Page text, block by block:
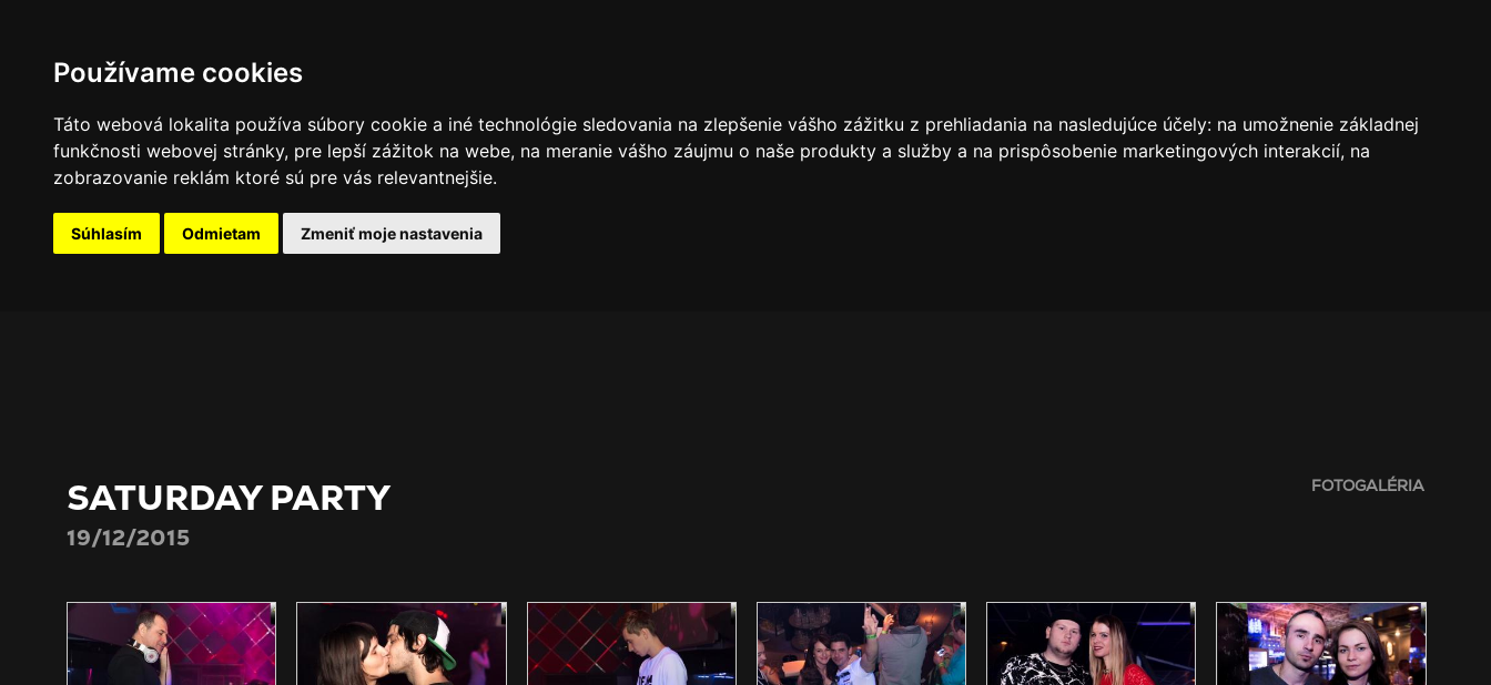
Používame cookies
Táto webová lokalita používa súbory cookie a iné technológie sledovania na zlepšenie vášho zážitku z prehliadania na nasledujúce účely: na umožnenie základnej
funkčnosti webovej stránky, pre lepší zážitok na webe, na meranie vášho záujmu o naše produkty a služby a na prispôsobenie marketingových interakcií, na
zobrazovanie reklám ktoré sú pre vás relevantnejšie.
Súhlasím Odmietam Zmeniť moje nastavenia
SATURDAY PARTY
19/12/2015
FOTOGALÉRIA